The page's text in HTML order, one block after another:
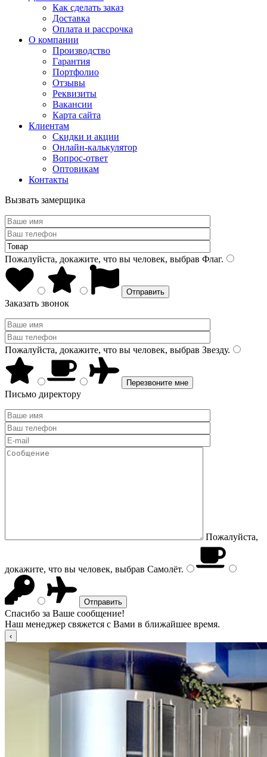
Как сделать заказ
Доставка
Оплата и рассрочка
О компании
Производство
Гарантия
Портфолио
Отзывы
Реквизиты
Вакансии
Карта сайта
Клиентам
Скидки и акции
Онлайн-калькулятор
Вопрос-ответ
Оптовикам
Контакты
Вызвать замерщика
Пожалуйста, докажите, что вы человек, выбрав Флаг.
Заказать звонок
Пожалуйста, докажите, что вы человек, выбрав Звезду.
Письмо директору
Пожалуйста,
докажите, что вы человек, выбрав Самолёт.
Спасибо за Ваше сообщение!
Наш менеджер свяжется с Вами в ближайшее время.